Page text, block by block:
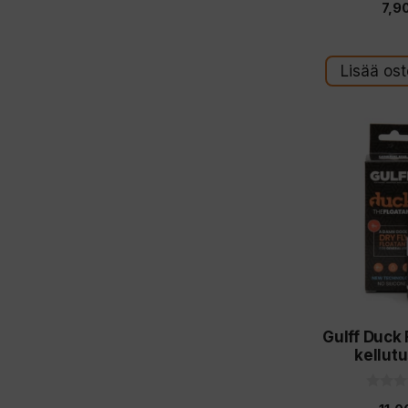
ä
Lisää
Gulff Duck